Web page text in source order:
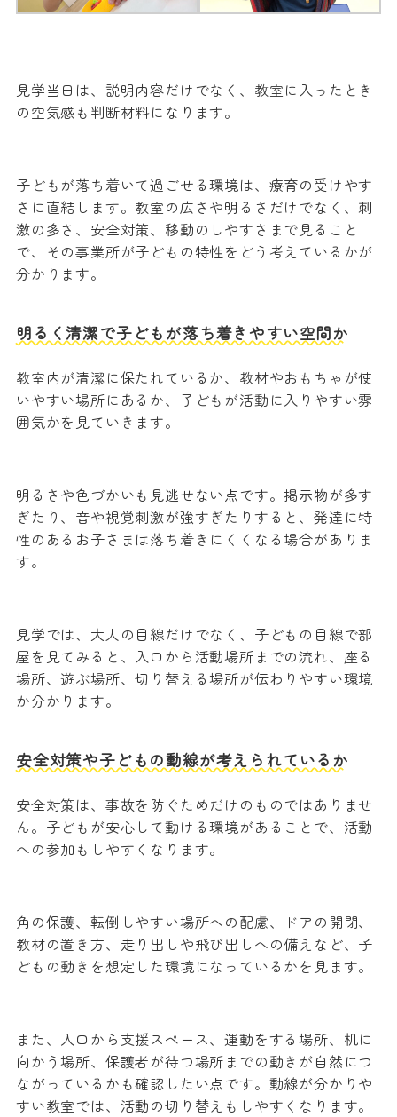
見学当日は、説明内容だけでなく、教室に入ったとき
の空気感も判断材料になります。
子どもが落ち着いて過ごせる環境は、療育の受けやす
さに直結します。教室の広さや明るさだけでなく、刺
激の多さ、安全対策、移動のしやすさまで見ること
で、その事業所が子どもの特性をどう考えているかが
分かります。
明るく清潔で子どもが落ち着きやすい空間か
教室内が清潔に保たれているか、教材やおもちゃが使
いやすい場所にあるか、子どもが活動に入りやすい雰
囲気かを見ていきます。
明るさや色づかいも見逃せない点です。掲示物が多す
ぎたり、音や視覚刺激が強すぎたりすると、発達に特
性のあるお子さまは落ち着きにくくなる場合がありま
す。
見学では、大人の目線だけでなく、子どもの目線で部
屋を見てみると、入口から活動場所までの流れ、座る
場所、遊ぶ場所、切り替える場所が伝わりやすい環境
か分かります。
安全対策や子どもの動線が考えられているか
安全対策は、事故を防ぐためだけのものではありませ
ん。子どもが安心して動ける環境があることで、活動
への参加もしやすくなります。
角の保護、転倒しやすい場所への配慮、ドアの開閉、
教材の置き方、走り出しや飛び出しへの備えなど、子
どもの動きを想定した環境になっているかを見ます。
また、入口から支援スペース、運動をする場所、机に
向かう場所、保護者が待つ場所までの動きが自然につ
ながっているかも確認したい点です。動線が分かりや
すい教室では、活動の切り替えもしやすくなります。